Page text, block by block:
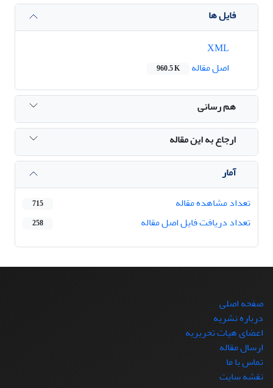
فایل ها
اصل مقاله
960.5 K
هم رسانی
ارجاع به این مقاله
آمار
تعداد مشاهده مقاله
715
تعداد دریافت فایل اصل مقاله 258
صفحه اصلی
درباره نشریه
اعضای هیات تحریریه
ارسال مقاله
تماس با ما
نقشه سایت